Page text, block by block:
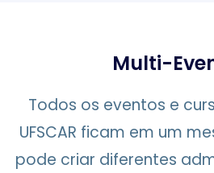
Multi-
Todos os eventos e
UFSCAR ficam em um
pode criar diferentes